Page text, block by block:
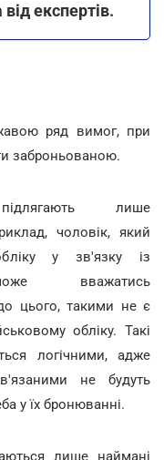
експертів.
ряд вимог, при
заброньованою.
лише
чоловік, який
у зв'язку із
вважатись
цього, такими не є
обліку. Такі
логічними, адже
не будуть
у їх бронюванні.
лише наймані